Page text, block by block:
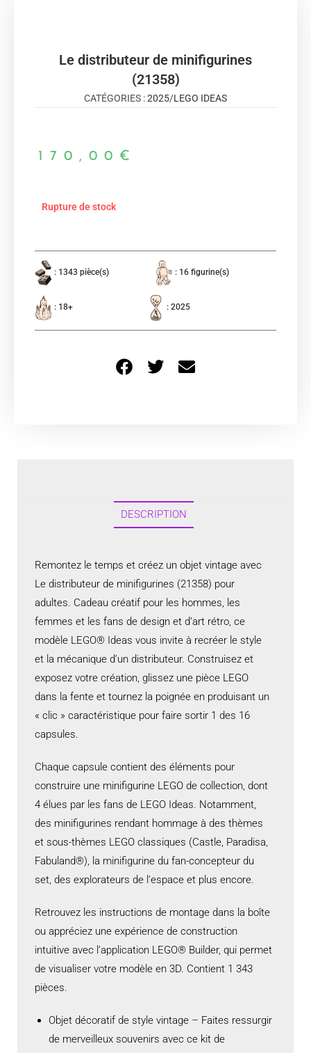
Le distributeur de minifigurines
(21358)
CATÉGORIES :2025/LEGO IDEAS
170,00 €
Rupture de stock
: 1343 pièce(s) : 16 figurine(s)
: 18+ : 2025
DESCRIPTION
Remontez le temps et créez un objet vintage avec
Le distributeur de minifigurines (21358) pour
adultes. Cadeau créatif pour les hommes, les
femmes et les fans de design et d’art rétro, ce
modèle LEGO® Ideas vous invite à recréer le style
et la mécanique d’un distributeur. Construisez et
exposez votre création, glissez une pièce LEGO
dans la fente et tournez la poignée en produisant un
« clic » caractéristique pour faire sortir 1 des 16
capsules.
Chaque capsule contient des éléments pour
construire une minifigurine LEGO de collection, dont
4 élues par les fans de LEGO Ideas. Notamment,
des minifigurines rendant hommage à des thèmes
et sous-thèmes LEGO classiques (Castle, Paradisa,
Fabuland®), la minifigurine du fan-concepteur du
set, des explorateurs de l’espace et plus encore.
Retrouvez les instructions de montage dans la boîte
ou appréciez une expérience de construction
intuitive avec l’application LEGO® Builder, qui permet
de visualiser votre modèle en 3D. Contient 1 343
pièces.
Objet décoratif de style vintage – Faites ressurgir
de merveilleux souvenirs avec ce kit de